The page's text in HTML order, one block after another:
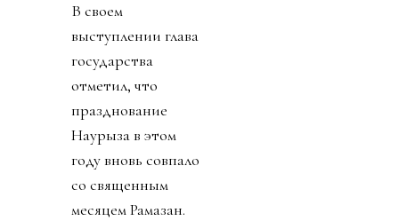
В своем
выступлении глава
государства
отметил, что
празднование
Наурыза в этом
году вновь совпало
со священным
месяцем Рамазан.